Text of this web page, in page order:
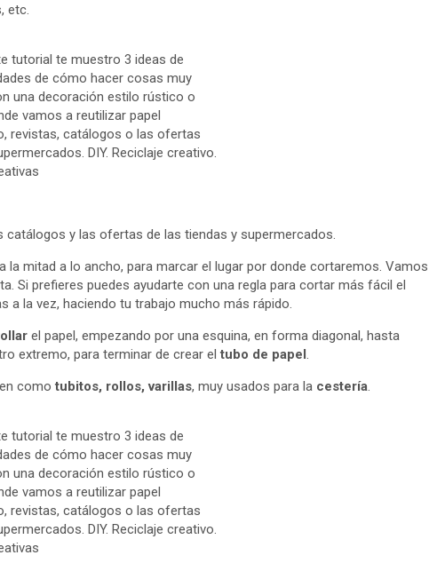
etc.
catálogos y las ofertas de las tiendas y supermercados.
la mitad a lo ancho, para marcar el lugar por donde cortaremos. Vamos
Si prefieres puedes ayudarte con una regla para cortar más fácil el
a la vez, haciendo tu trabajo mucho más rápido.
el papel, empezando por una esquina, en forma diagonal, hasta
extremo, para terminar de crear eltubo de papel.
comotubitos, rollos, varillas, muy usados para la cestería.